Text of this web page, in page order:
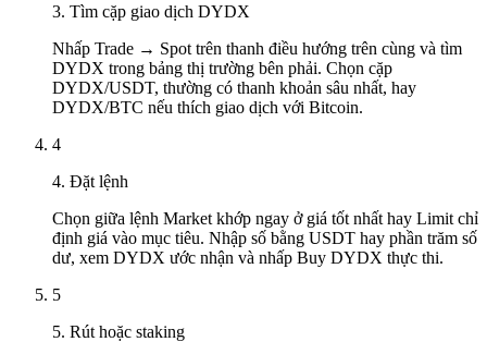
3. Tìm cặp giao dịch DYDX
Nhấp Trade → Spot trên thanh điều hướng trên cùng và tìm
DYDX trong bảng thị trường bên phải. Chọn cặp
DYDX/USDT, thường có thanh khoản sâu nhất, hay
DYDX/BTC nếu thích giao dịch với Bitcoin.
4
4. Đặt lệnh
Chọn giữa lệnh Market khớp ngay ở giá tốt nhất hay Limit chỉ
định giá vào mục tiêu. Nhập số bằng USDT hay phần trăm số
dư, xem DYDX ước nhận và nhấp Buy DYDX thực thi.
5
5. Rút hoặc staking